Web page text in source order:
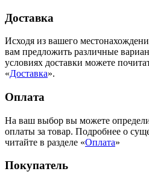
Доставка
Исходя из вашего
вам предложить различные
условиях доставки можете
«Доставка».
Оплата
На ваш выбор вы можете
оплаты за товар. Подробнее о
читайте в разделе «Оплата»
Покупатель